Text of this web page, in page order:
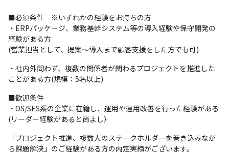
エンタープライズ企業の人事・情シス等のバックオフィス部門に
対して、
顧客自身も把握しきれていない業務を我々が整理し、あるべき運
用や改善点を踏まえ業務設計や構築を行い、最適な組織運営の実
現に向けたプロジェクトをリードいただきます。
徹底した顧客理解、今まで培ってきた業務改善や業務設計といっ
たプロセスデザイン力、人事基幹システムCOMPANY・デジタルツ
ール等の製品理解を掛け合わしながら顧客組織の生産性向上に向
けた提案を行います。
例えば、人事領域では、人事基幹システム(COMPANY)やVBA・
RPA等のデジタルツール・生成AIとあらゆるソリューションを駆
使しながら、顧客のありたい姿に向けた人事運用へ再設計・改善
■必須条件　※いずれかの経験をお持ちの方
・ERPパッケージ、業務基幹システム等の導入経験や保守開発の
経験がある方
(営業担当として、提案〜導入まで顧客支援をした方でも可)
・社内外問わず、複数の関係者が関わるプロジェクトを推進した
ことがある方(規模：5名以上)
■歓迎条件
・OS/SES系の企業に在籍し、運用や運用改善を行った経験がある
(リーダー経験があると尚よし）
「プロジェクト推進、複数人のステークホルダーを巻き込みなが
ら課題解決」のご経験がある方の内定実績がございます。